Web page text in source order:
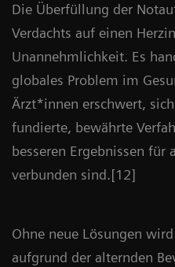
Die Überfüllung der
Verdachts auf einen
Unannehmlichkeit. Es
globales Problem im
Ärzt*innen erschwert,
fundierte, bewährte
besseren Ergebnissen für
verbunden sind.[12]
Ohne neue Lösungen
aufgrund der alternden